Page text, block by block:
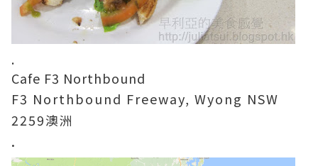
.
Cafe F3 Northbound
F3 Northbound Freeway, Wyong NSW
2259澳洲
.